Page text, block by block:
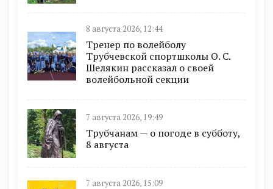
8 августа 2026, 12:44
Тренер по волейболу
Трубчевской спортшколы О. С.
Шелякин рассказал о своей
волейбольной секции
7 августа 2026, 19:49
Трубчанам — о погоде в субботу,
8 августа
7 августа 2026, 15:09